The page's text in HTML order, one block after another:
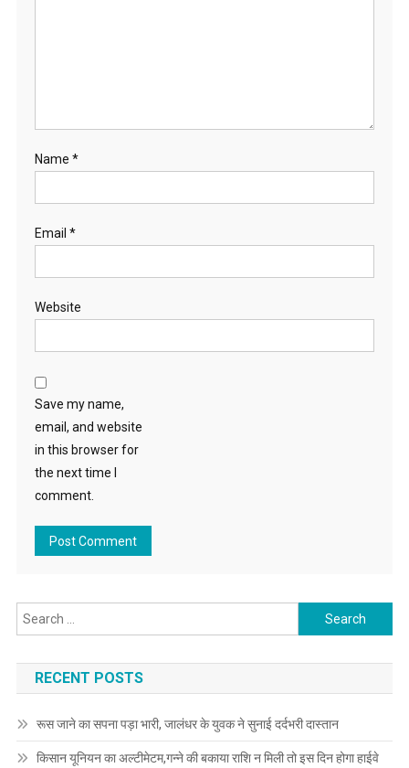
Name *
Email *
Website
Save my name,
email, and website
in this browser for
the next time I
comment.
Search for:
RECENT POSTS
रूस जाने का सपना पड़ा भारी, जालंधर के युवक ने सुनाई दर्दभरी दास्तान
किसान यूनियन का अल्टीमेटम,गन्ने की बकाया राशि न मिली तो इस दिन होगा हाईवे